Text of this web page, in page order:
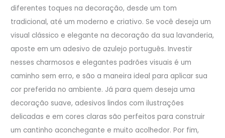
diferentes toques na decoração, desde um tom
tradicional, até um moderno e criativo. Se você deseja um
visual clássico e elegante na decoração da sua lavanderia,
aposte em um adesivo de azulejo português. Investir
nesses charmosos e elegantes padrões visuais é um
caminho sem erro, e são a maneira ideal para aplicar sua
cor preferida no ambiente. Já para quem deseja uma
decoração suave, adesivos lindos com ilustrações
delicadas e em cores claras são perfeitos para construir
um cantinho aconchegante e muito acolhedor. Por fim,